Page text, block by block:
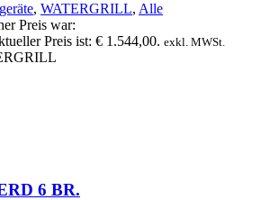
, WATERGRILL, Alle
Preis war:
Preis ist: € 1.544,00. exkl. MWSt.
6 BR.